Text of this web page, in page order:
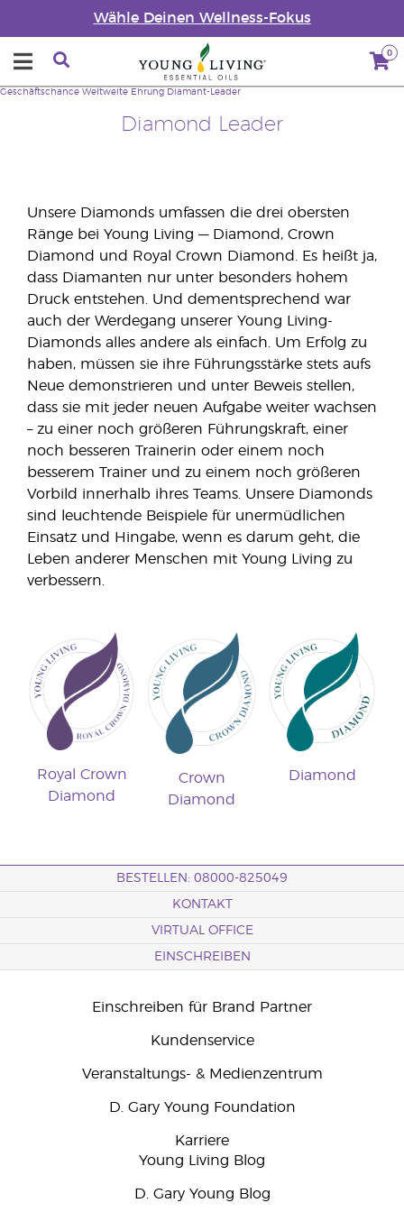
Wähle Deinen Wellness-Fokus
0
Diamond Leader
Geschäftschance Weltweite Ehrung Diamant-Leader
Unsere Diamonds umfassen die drei obersten
Ränge bei Young Living — Diamond, Crown
Diamond und Royal Crown Diamond. Es heißt ja,
dass Diamanten nur unter besonders hohem
Druck entstehen. Und dementsprechend war
auch der Werdegang unserer Young Living-
Diamonds alles andere als einfach. Um Erfolg zu
haben, müssen sie ihre Führungsstärke stets aufs
Neue demonstrieren und unter Beweis stellen,
dass sie mit jeder neuen Aufgabe weiter wachsen
– zu einer noch größeren Führungskraft, einer
noch besseren Trainerin oder einem noch
besserem Trainer und zu einem noch größeren
Vorbild innerhalb ihres Teams. Unsere Diamonds
sind leuchtende Beispiele für unermüdlichen
Einsatz und Hingabe, wenn es darum geht, die
Leben anderer Menschen mit Young Living zu
verbessern.
Royal Crown
Diamond
Crown
Diamond
Diamond
BESTELLEN: 08000-825049
KONTAKT
VIRTUAL OFFICE
EINSCHREIBEN
Einschreiben für Brand Partner
Kundenservice
Veranstaltungs- & Medienzentrum
D. Gary Young Foundation
Karriere
Young Living Blog
D. Gary Young Blog